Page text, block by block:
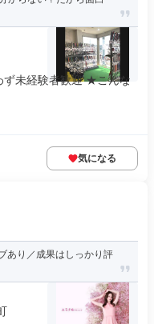
ず未経験者歓迎 ★こんな
気になる
あり／成果はしっかり評